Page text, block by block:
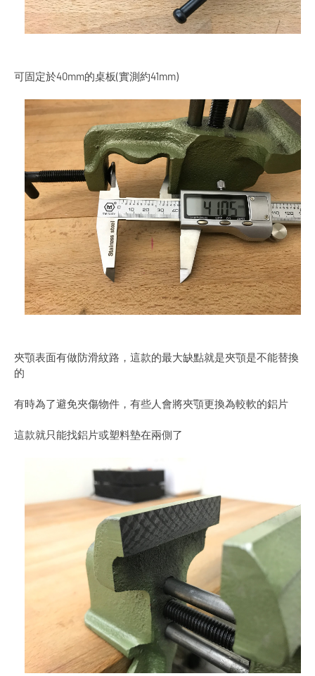
可固定於40mm的桌板(實測約41mm)
夾顎表面有做防滑紋路，這款的最大缺點就是夾顎是不能替換
的
有時為了避免夾傷物件，有些人會將夾顎更換為較軟的鋁片
這款就只能找鋁片或塑料墊在兩側了